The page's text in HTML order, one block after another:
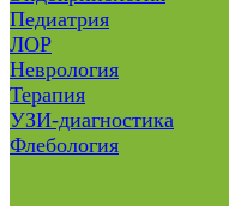
Педиатрия
ЛОР
Неврология
Терапия
УЗИ-диагностика
Флебология